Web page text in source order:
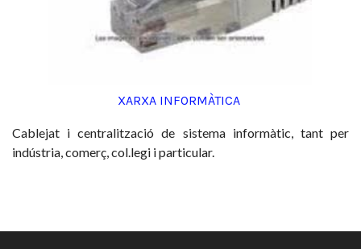
XARXA INFORMÀTICA
Cablejat i centralització de sistema informàtic, tant per
indústria, comerç, col.legi i particular.